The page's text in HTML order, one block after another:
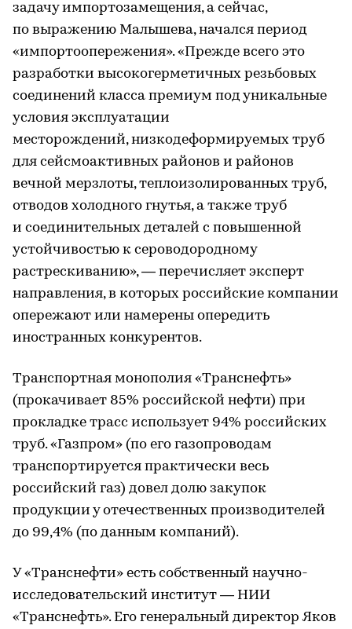
задачу импортозамещения, а сейчас,
по выражению Малышева, начался период
«импортоопережения». «Прежде всего это
разработки высокогерметичных резьбовых
соединений класса премиум под уникальные
условия эксплуатации
месторождений, низкодеформируемых труб
для сейсмоактивных районов и районов
вечной мерзлоты, теплоизолированных труб,
отводов холодного гнутья, а также труб
и соединительных деталей с повышенной
устойчивостью к сероводородному
растрескиванию», — перечисляет эксперт
направления, в которых российские компании
опережают или намерены опередить
иностранных конкурентов.
Транспортная монополия «Транснефть»
(прокачивает 85% российской нефти) при
прокладке трасс использует 94% российских
труб. «Газпром» (по его газопроводам
транспортируется практически весь
российский газ) довел долю закупок
продукции у отечественных производителей
до 99,4% (по данным компаний).
У «Транснефти» есть собственный научно-
исследовательский институт — НИИ
«Транснефть». Его генеральный директор Яков